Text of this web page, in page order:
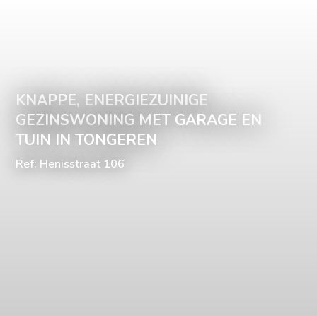
KNAPPE, ENERGIEZUINIGE
GEZINSWONING MET GARAGE EN
TUIN IN TONGEREN
Ref: Henisstraat 106